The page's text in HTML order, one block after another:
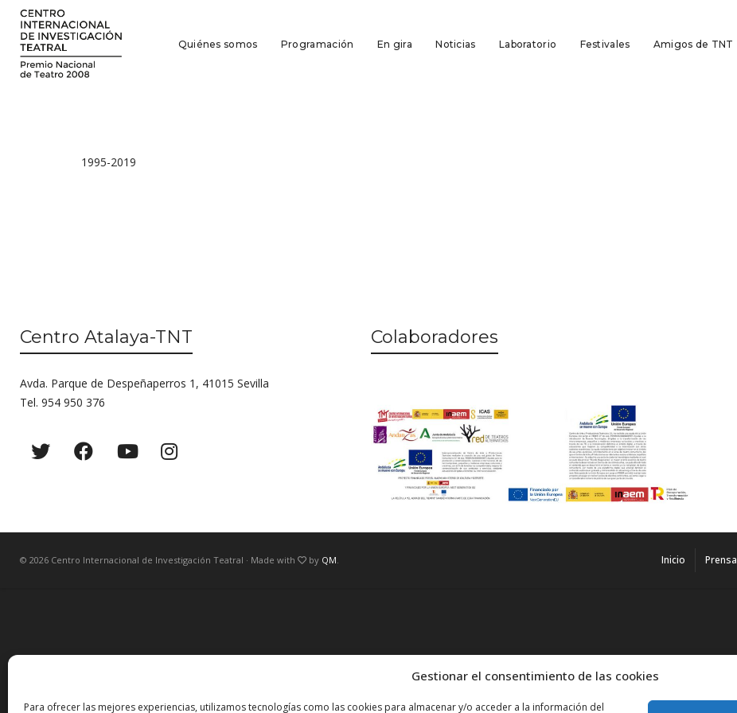
Gestionar el consentimiento de las cookies
Para ofrecer las mejores experiencias, utilizamos tecnologías como las cookies para almacenar y/o acceder a la información del
Quiénes somos Programación En gira Noticias Laboratorio Festivales Amigos de TNT
1995-2019
Centro Atalaya-TNT
Avda. Parque de Despeñaperros 1, 41015 Sevilla
Tel. 954 950 376
Colaboradores
© 2026 Centro Internacional de Investigación Teatral · Made with by QM. Inicio Prensa